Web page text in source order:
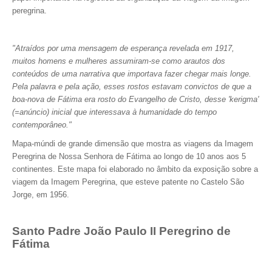
peregrina.
"Atraídos por uma mensagem de esperança revelada em 1917,
muitos homens e mulheres assumiram-se como arautos dos
conteúdos de uma narrativa que importava fazer chegar mais longe.
Pela palavra e pela ação, esses rostos estavam convictos de que a
boa-nova de Fátima era rosto do Evangelho de Cristo, desse 'kerigma'
(=anúncio) inicial que interessava à humanidade do tempo
contemporâneo."
Mapa-múndi de grande dimensão que mostra as viagens da Imagem
Peregrina de Nossa Senhora de Fátima ao longo de 10 anos aos 5
continentes. Este mapa foi elaborado no âmbito da exposição sobre a
viagem da Imagem Peregrina, que esteve patente no Castelo São
Jorge, em 1956.
Santo Padre João Paulo II Peregrino de
Fátima